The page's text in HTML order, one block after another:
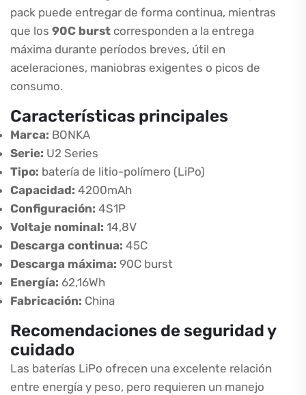
pack puede entregar de forma continua, mientras
que los 90C burst corresponden a la entrega
máxima durante períodos breves, útil en
aceleraciones, maniobras exigentes o picos de
consumo.
Características principales
Marca: BONKA
Serie: U2 Series
Tipo: batería de litio-polímero (LiPo)
Capacidad: 4200mAh
Configuración: 4S1P
Voltaje nominal: 14,8V
Descarga continua: 45C
Descarga máxima: 90C burst
Energía: 62,16Wh
Fabricación: China
Recomendaciones de seguridad y
cuidado
Las baterías LiPo ofrecen una excelente relación
entre energía y peso, pero requieren un manejo